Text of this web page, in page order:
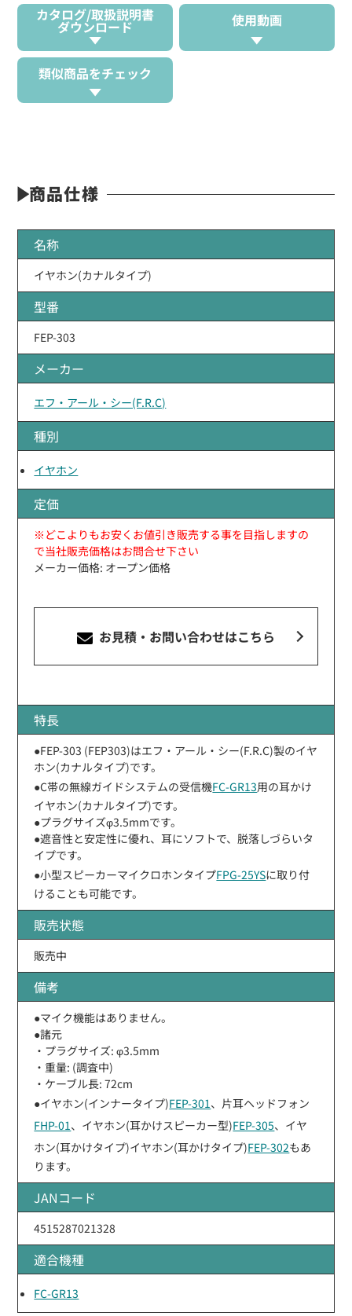
カタログ/取扱説明書
ダウンロード 使用動画
類似商品をチェック
商品仕様
名称
イヤホン(カナルタイプ)
型番
FEP-303
メーカー
エフ・アール・シー(F.R.C)
種別
イヤホン
定価
※どこよりもお安くお値引き販売する事を目指しますの
で当社販売価格はお問合せ下さい
メーカー価格: オープン価格
お見積・お問い合わせはこちら
特長
●FEP-303 (FEP303)はエフ・アール・シー(F.R.C)製のイヤ
ホン(カナルタイプ)です。
●C帯の無線ガイドシステムの受信機FC-GR13用の耳かけ
イヤホン(カナルタイプ)です。
●プラグサイズφ3.5mmです。
●遮音性と安定性に優れ、耳にソフトで、脱落しづらいタ
イプです。
●小型スピーカーマイクロホンタイプFPG-25YSに取り付
けることも可能です。
販売状態
販売中
備考
●マイク機能はありません。
●諸元
・プラグサイズ: φ3.5mm
・重量: (調査中)
・ケーブル長: 72cm
●イヤホン(インナータイプ)FEP-301 、片耳ヘッドフォン
FHP-01 、イヤホン(耳かけスピーカー型)FEP-305、イヤ
ホン(耳かけタイプ)イヤホン(耳かけタイプ)FEP-302もあ
ります。
JANコード
4515287021328
適合機種
FC-GR13